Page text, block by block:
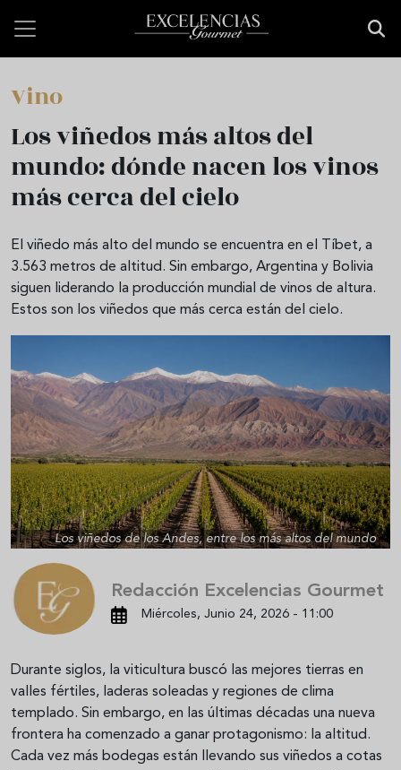
Vino
Los viñedos más altos del
mundo: dónde nacen los vinos
más cerca del cielo
El viñedo más alto del mundo se encuentra en el Tíbet, a
3.563 metros de altitud. Sin embargo, Argentina y Bolivia
siguen liderando la producción mundial de vinos de altura.
Estos son los viñedos que más cerca están del cielo.
Los viñedos de los Andes, entre los más altos del mundo
Redacción Excelencias Gourmet
Miércoles, Junio 24, 2026 - 11:00
Durante siglos, la viticultura buscó las mejores tierras en
valles fértiles, laderas soleadas y regiones de clima
templado. Sin embargo, en las últimas décadas una nueva
frontera ha comenzado a ganar protagonismo: la altitud.
Cada vez más bodegas están llevando sus viñedos a cotas